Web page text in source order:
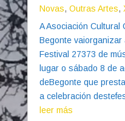
Novas, Outras Artes,
A Asociación Cultural
Begonte vaiorganizar
Festival 27373 de
lugar o sábado 8 de
deBegonte que
a celebración
leer más